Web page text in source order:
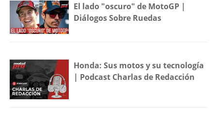
El lado "oscuro" de MotoGP |
Diálogos Sobre Ruedas
Honda: Sus motos y su tecnología
| Podcast Charlas de Redacción